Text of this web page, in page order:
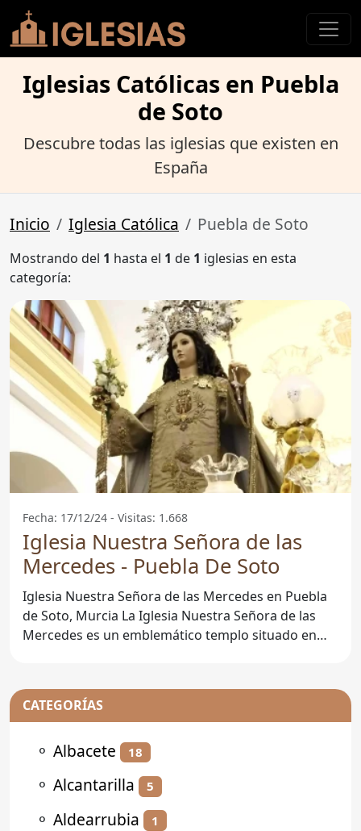
Iglesias Católicas en Puebla
de Soto
Descubre todas las iglesias que existen en
España
Inicio Iglesia Católica Puebla de Soto
Mostrando del 1 hasta el 1 de 1 iglesias en esta
categoría:
Fecha: 17/12/24 - Visitas: 1.668
Iglesia Nuestra Señora de las
Mercedes - Puebla De Soto
Iglesia Nuestra Señora de las Mercedes en Puebla
de Soto, Murcia La Iglesia Nuestra Señora de las
Mercedes es un emblemático templo situado en
CATEGORÍAS
⚬ Albacete 18
⚬ Alcantarilla 5
⚬ Aldearrubia 1